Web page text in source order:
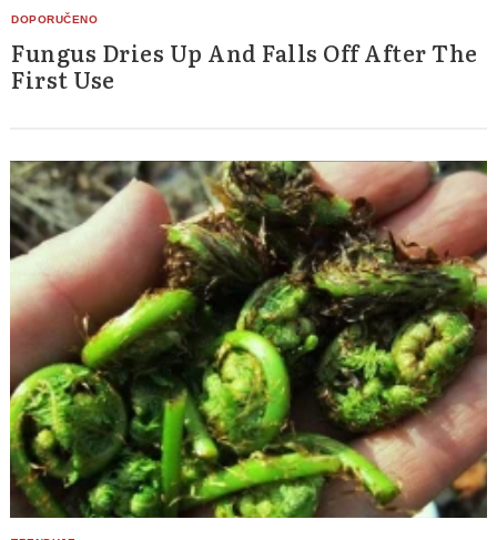
Fungus Dries Up And Falls Off After The
First Use